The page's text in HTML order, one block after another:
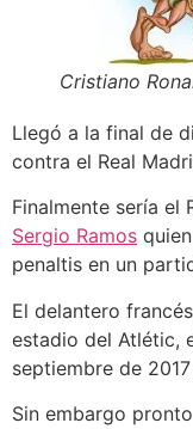
Cristiano
Llegó a la final de
contra el Real
Finalmente sería el
Sergio Ramos
penaltis en un
El delantero
estadio del Atlétic,
septiembre de
Sin embargo